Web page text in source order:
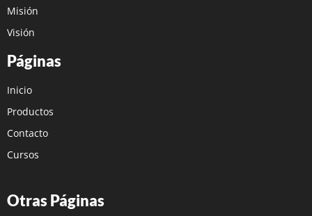
Misión
Visión
Páginas
Inicio
Productos
Contacto
Cursos
Otras Páginas